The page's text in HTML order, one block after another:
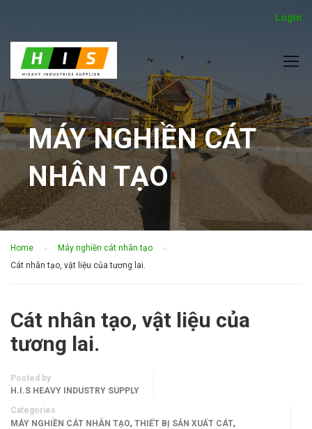
Login
MÁY NGHIỀN CÁT
NHÂN TẠO
Home
Máy nghiền cát nhân tạo
Cát nhân tạo, vật liệu của tương lai.
Cát nhân tạo, vật liệu của
tương lai.
Posted by
H.I.S HEAVY INDUSTRY SUPPLY
Categories
MÁY NGHIỀN CÁT NHÂN TẠO, THIẾT BỊ SẢN XUẤT CÁT,